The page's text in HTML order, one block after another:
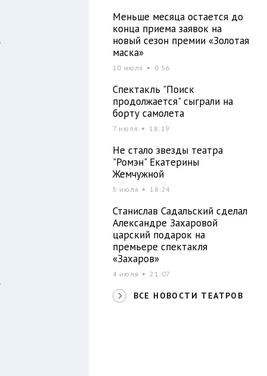
Меньше месяца остается до
конца приема заявок на
новый сезон премии «Золотая
маска»
10 июля 0:56
Спектакль "Поиск
продолжается" сыграли на
борту самолета
7 июля 18:19
Не стало звезды театра
"Ромэн" Екатерины
Жемчужной
5 июля 18:24
Станислав Садальский сделал
Александре Захаровой
царский подарок на
премьере спектакля
«Захаров»
4 июля 21:07
ВСЕ НОВОСТИ ТЕАТРОВ